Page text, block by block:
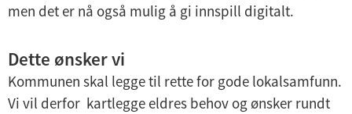
men det er nå også mulig å gi innspill digitalt.
Dette ønsker vi
Kommunen skal legge til rette for gode lokalsamfunn.
Vi vil derfor kartlegge eldres behov og ønsker rundt